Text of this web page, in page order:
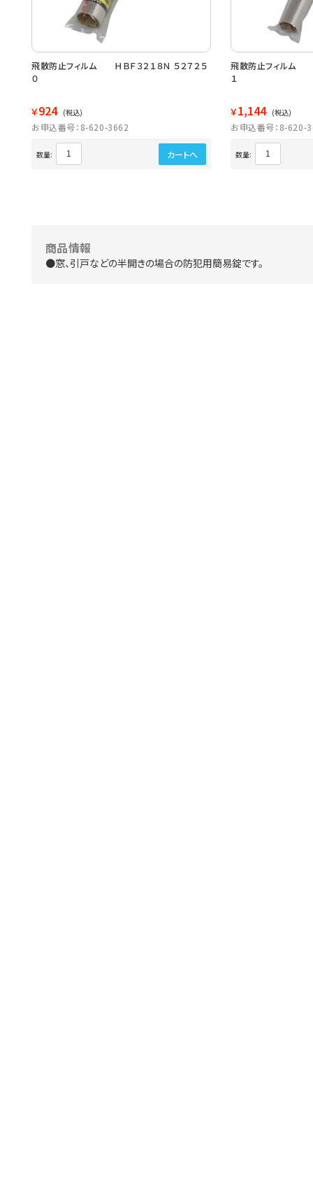
飛散防止フィルム ＨＢＦ３２１８Ｎ ５２７２５
０
￥924 (税込)
お申込番号：8-620-3662
数量: カートへ
飛散防止フィルム Ｈ
１
￥1,144 (税込)
お申込番号：8-620-
数量:
商品情報
●窓、引戸などの半開きの場合の防犯用簡易錠です。